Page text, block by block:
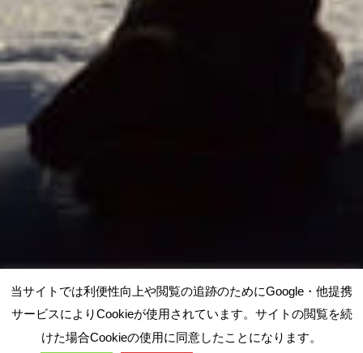
当サイトでは利便性向上や閲覧の追跡のためにGoogle・他提携
サービスによりCookieが使用されています。サイトの閲覧を続
けた場合Cookieの使用に同意したことになります。